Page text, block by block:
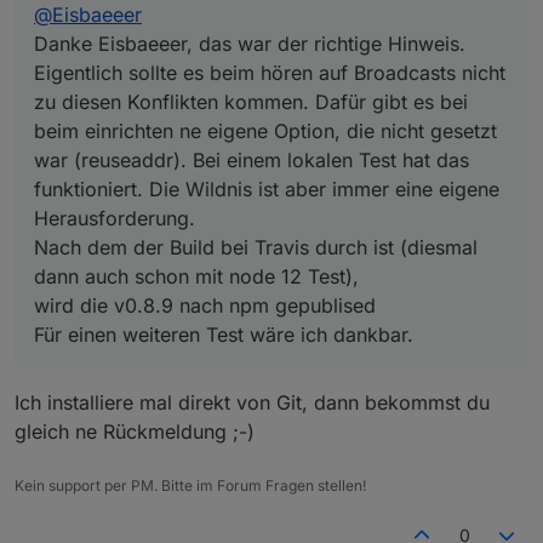
funktioniert. Die Wildnis ist aber immer eine eigene
Herausforderung.
Nach dem der Build bei Travis durch ist (diesmal dann
auch schon mit node 12 Test),
wird die v0.8.9 nach npm gepublised
Für einen weiteren Test wäre ich dankbar.
@Eisbaeeer
Danke Eisbaeeer, das war der richtige Hinweis.
Eigentlich sollte es beim hören auf Broadcasts nicht
zu diesen Konflikten kommen. Dafür gibt es bei
beim einrichten ne eigene Option, die nicht gesetzt
war (reuseaddr). Bei einem lokalen Test hat das
funktioniert. Die Wildnis ist aber immer eine eigene
Herausforderung.
Nach dem der Build bei Travis durch ist (diesmal
dann auch schon mit node 12 Test),
wird die v0.8.9 nach npm gepublised
Für einen weiteren Test wäre ich dankbar.
Ich installiere mal direkt von Git, dann bekommst du
gleich ne Rückmeldung ;-)
Kein support per PM. Bitte im Forum Fragen stellen!
0